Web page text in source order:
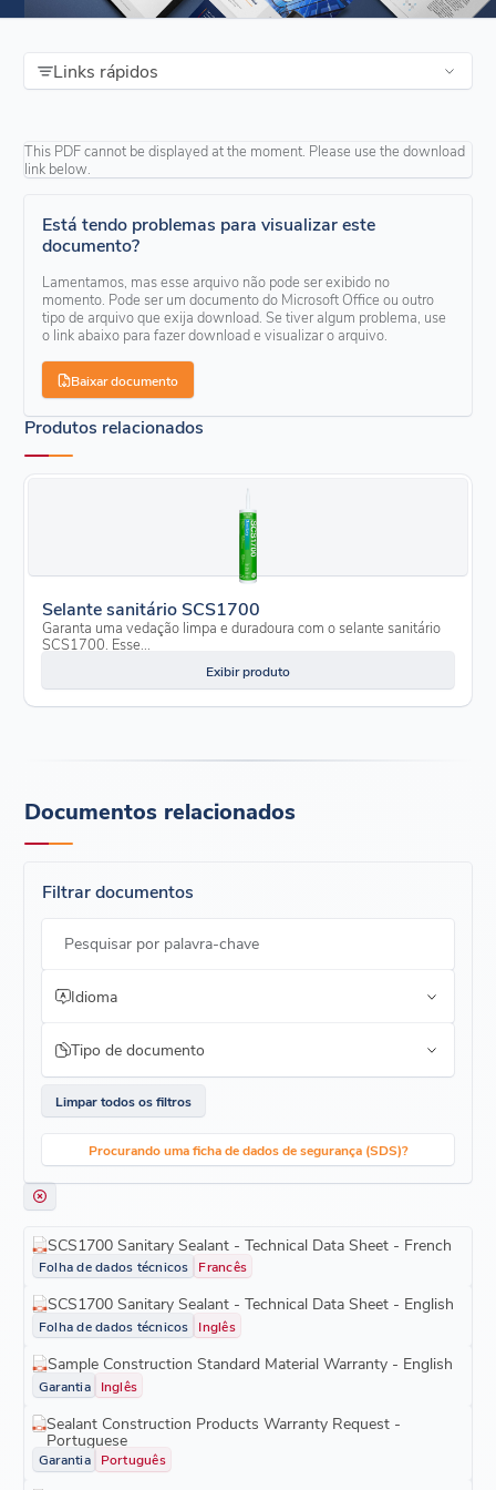
Links rápidos
This PDF cannot be displayed at the moment. Please use the download
link below.
Está tendo problemas para visualizar este
documento?
Lamentamos, mas esse arquivo não pode ser exibido no
momento. Pode ser um documento do Microsoft Office ou outro
tipo de arquivo que exija download. Se tiver algum problema, use
o link abaixo para fazer download e visualizar o arquivo.
Baixar documento
Produtos relacionados
Selante sanitário SCS1700
Garanta uma vedação limpa e duradoura com o selante sanitário
SCS1700. Esse...
Exibir produto
Documentos relacionados
Filtrar documentos
Pesquisar por palavra-chave
Idioma
Tipo de documento
Limpar todos os filtros
Procurando uma ficha de dados de segurança (SDS)?
SCS1700 Sanitary Sealant - Technical Data Sheet - French
Folha de dados técnicos Francês
SCS1700 Sanitary Sealant - Technical Data Sheet - English
Folha de dados técnicos Inglês
Sample Construction Standard Material Warranty - English
Garantia Inglês
Sealant Construction Products Warranty Request -
Portuguese
Garantia Português